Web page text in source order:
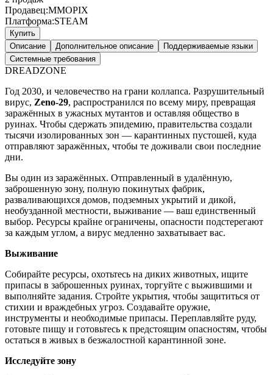
Продавец:MMOPIX
Платформа:STEAM
Купить
Описание
Дополнительное описание
Поддерживаемые языки
Системные требования
DREADZONE
Год 2030, и человечество на грани коллапса. Разрушительный
вирус, Zeno-29, распространился по всему миру, превращая
заражённых в ужасных мутантов и оставляя общество в
руинах. Чтобы сдержать эпидемию, правительства создали
тысячи изолированных зон — карантинных пустошей, куда
отправляют заражённых, чтобы те доживали свои последние
дни.
Вы один из заражённых. Отправленный в удалённую,
заброшенную зону, полную покинутых фабрик,
разваливающихся домов, подземных укрытий и дикой,
необузданной местности, выживание — ваш единственный
выбор. Ресурсы крайне ограничены, опасности подстерегают
за каждым углом, а вирус медленно захватывает вас.
Выживание
Собирайте ресурсы, охотьтесь на диких животных, ищите
припасы в заброшенных руинах, торгуйте с выжившими и
выполняйте задания. Стройте укрытия, чтобы защититься от
стихии и враждебных угроз. Создавайте оружие,
инструменты и необходимые припасы. Переплавляйте руду,
готовьте пищу и готовьтесь к предстоящим опасностям, чтобы
остаться в живых в безжалостной карантинной зоне.
Исследуйте зону